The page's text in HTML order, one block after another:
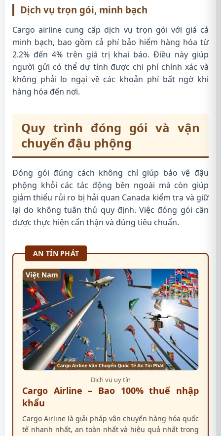
Dịch vụ trọn gói, minh bạch
Cargo airline cung cấp dịch vụ trọn gói với giá cả
minh bạch, bao gồm cả phí bảo hiểm hàng hóa từ
2.2% đến 4% trên giá trị khai báo. Điều này giúp
người gửi có thể dự tính được chi phí chính xác và
không phải lo ngại về các khoản phí bất ngờ khi
hàng hóa đến nơi.
Quy trình đóng gói và vận
chuyển đậu phộng
Đóng gói đúng cách không chỉ giúp bảo vệ đậu
phộng khỏi các tác động bên ngoài mà còn giúp
giảm thiểu rủi ro bị hải quan Canada kiểm tra và giữ
lại do không tuân thủ quy định. Việc đóng gói cần
được thực hiện cẩn thận và đúng tiêu chuẩn.
AN TÍN PHÁT
Dịch vụ uy tín
Cargo Airline – Bao 100% thuế nhập
khẩu
Cargo Airline là giải pháp vận chuyển hàng hóa quốc
tế nhanh nhất, an toàn nhất và hiệu quả nhất trong